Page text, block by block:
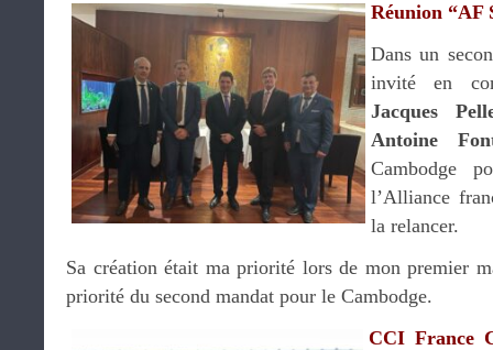
Réunion “AF
Dans un
invité en
Jacques
Antoine
Cambodge
l’Alliance
la relancer.
Sa création était ma priorité lors de mon premier
priorité du second mandat pour le Cambodge.
CCI France